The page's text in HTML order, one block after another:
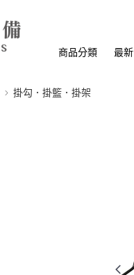
商品分類 最
掛勾．掛籃．掛架